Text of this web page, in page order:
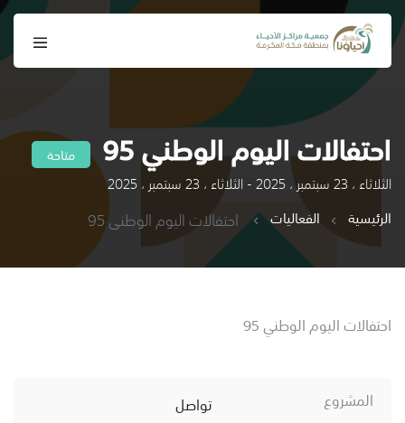
احتفالات اليوم الوطني 95 متاحة
الثلاثاء ، 23 سبتمبر ، 2025 - الثلاثاء ، 23 سبتمبر ، 2025
الرئيسية
الفعاليات احتفالات اليوم الوطني 95
احتفالات اليوم الوطني 95
المشروع
تواصل